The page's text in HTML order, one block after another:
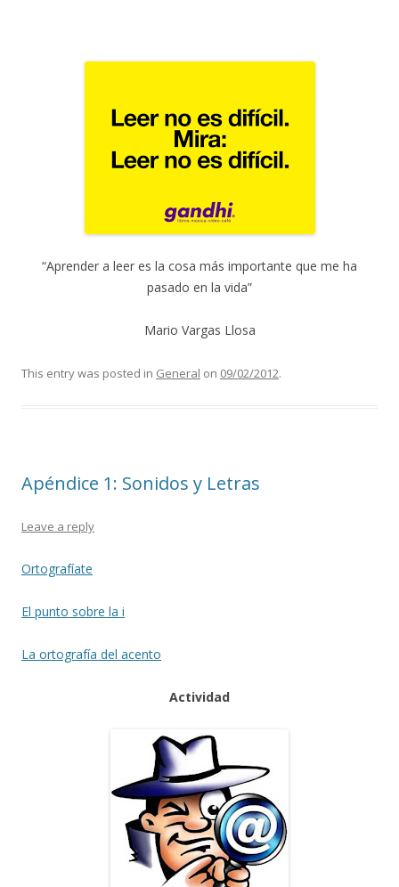
“Aprender a leer es la cosa más importante que me ha
pasado en la vida”
Mario Vargas Llosa
This entry was posted in General on 09/02/2012.
Apéndice 1: Sonidos y Letras
Leave a reply
Ortografíate
El punto sobre la i
La ortografía del acento
Actividad